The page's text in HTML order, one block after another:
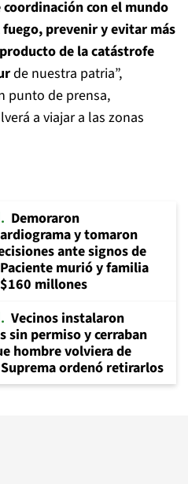
con el mundo
prevenir y evitar más
de la catástrofe
de nuestra patria”,
punto de prensa,
a viajar a las zonas
Demoraron
y tomaron
ante signos de
murió y familia
millones
Vecinos instalaron
sin permiso y cerraban
hombre volviera de
ordenó retirarlos